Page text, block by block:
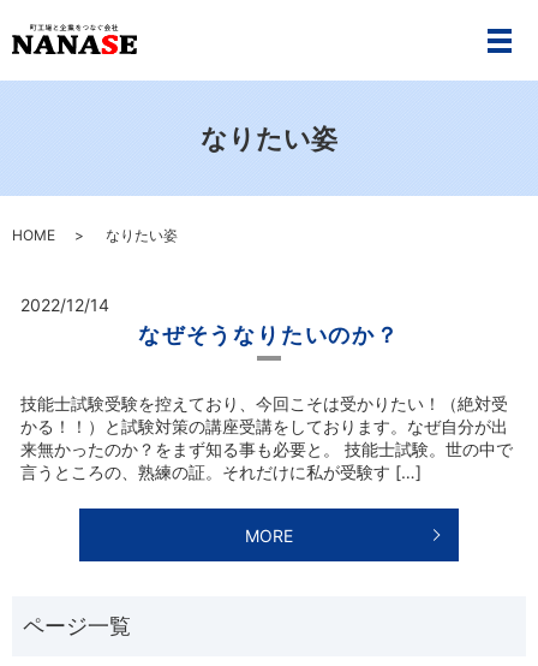
メ
なりたい姿
HOME なりたい姿
2022/12/14
なぜそうなりたいのか？
技能士試験受験を控えており、今回こそは受かりたい！（絶対受
かる！！）と試験対策の講座受講をしております。なぜ自分が出
来無かったのか？をまず知る事も必要と。 技能士試験。世の中で
言うところの、熟練の証。それだけに私が受験す […]
MORE